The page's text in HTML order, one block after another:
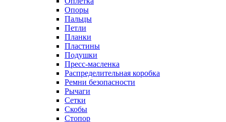
Опоры
Пальцы
Петли
Планки
Пластины
Подушки
Пресс-масленка
Распределительная коробка
Ремни безопасности
Рычаги
Сетки
Скобы
Стопор